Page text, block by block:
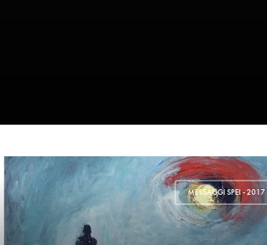
MESSAGGI SPEI - 2017